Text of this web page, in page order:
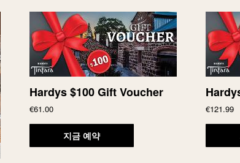
Hardys $100 Gift Voucher
€61.00
지금 예약
€121.99